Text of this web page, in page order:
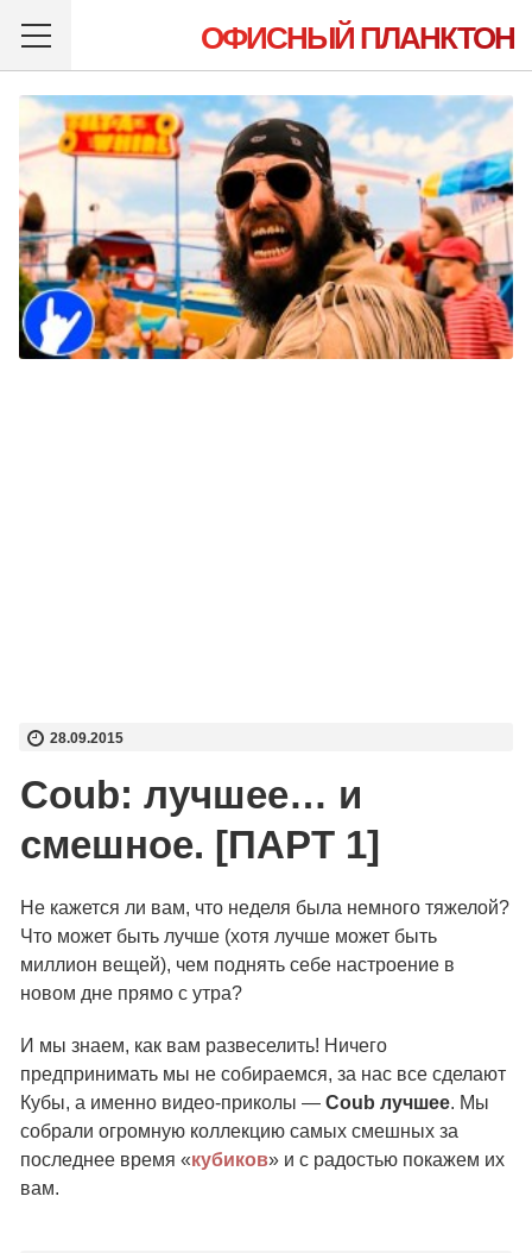
ОФИСНЫЙ ПЛАНКТОН
28.09.2015
Coub: лучшее… и
смешное. [ПАРТ 1]
Не кажется ли вам, что неделя была немного тяжелой?
Что может быть лучше (хотя лучше может быть
миллион вещей), чем поднять себе настроение в
новом дне прямо с утра?
И мы знаем, как вам развеселить! Ничего
предпринимать мы не собираемся, за нас все сделают
Кубы, а именно видео-приколы — Coub лучшее. Мы
собрали огромную коллекцию самых смешных за
последнее время «кубиков» и с радостью покажем их
вам.